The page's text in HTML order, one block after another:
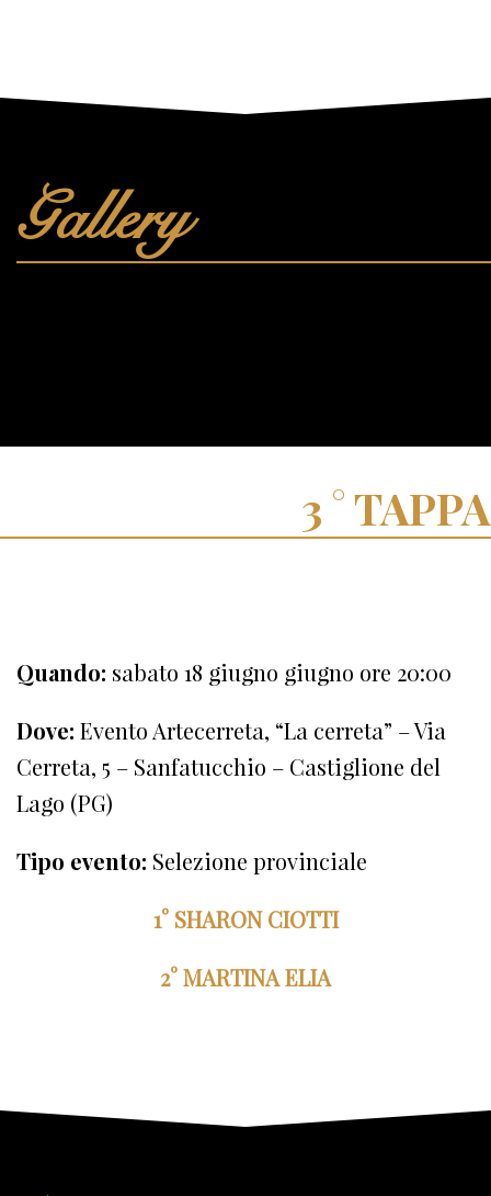
Gallery
TAPPA
Quando: sabato 18 giugno giugno ore 20:00
Dove: Evento Artecerreta, “La cerreta” – Via
Cerreta, 5 – Sanfatucchio – Castiglione del
Lago (PG)
Tipo evento: Selezione provinciale
1° SHARON CIOTTI
2° MARTINA ELIA